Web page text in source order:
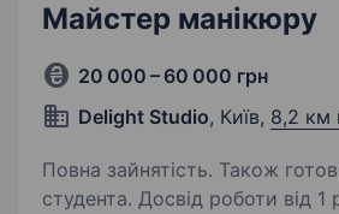
Майстер манікюру
20 000 – 60 000 грн
Delight Studio, Київ, 8,2 км
Повна зайнятість. Також
студента. Досвід роботи від 1